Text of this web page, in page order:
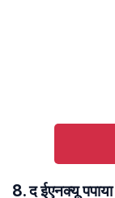
8. द ईएनक्यू